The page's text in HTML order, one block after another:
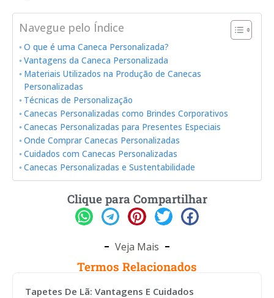
Navegue pelo Índice
O que é uma Caneca Personalizada?
Vantagens da Caneca Personalizada
Materiais Utilizados na Produção de Canecas
Personalizadas
Técnicas de Personalização
Canecas Personalizadas como Brindes Corporativos
Canecas Personalizadas para Presentes Especiais
Onde Comprar Canecas Personalizadas
Cuidados com Canecas Personalizadas
Canecas Personalizadas e Sustentabilidade
Clique para Compartilhar
Veja Mais
Termos Relacionados
Tapetes De Lã: Vantagens E Cuidados